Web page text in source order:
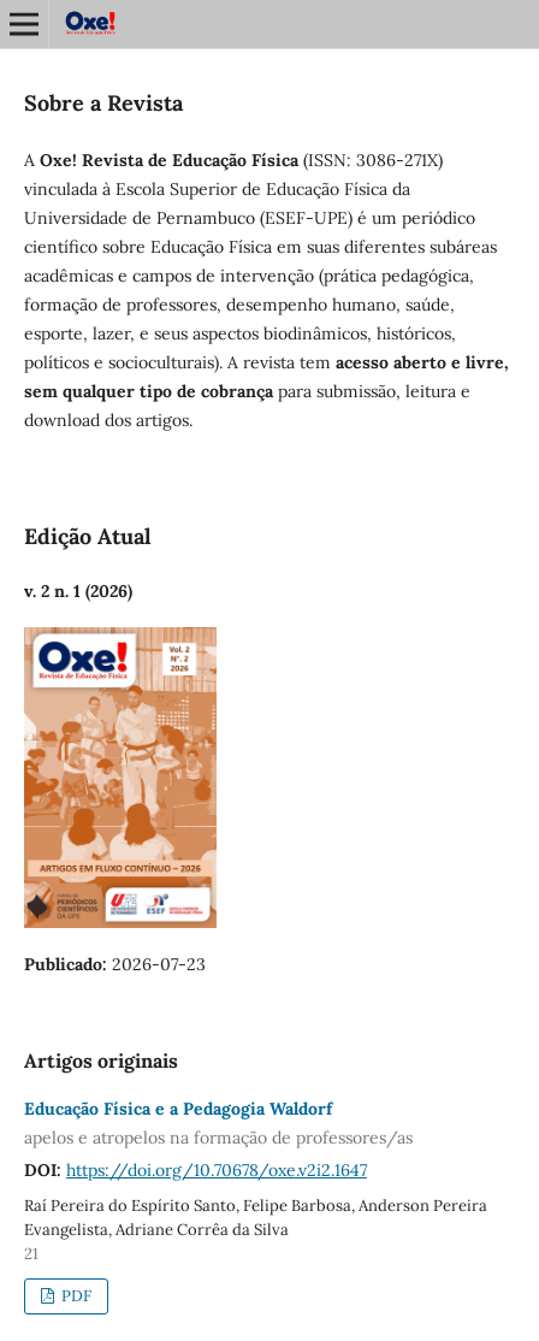
Sobre a Revista
A Oxe! Revista de Educação Física(ISSN: 3086-271X)
vinculada à Escola Superior de Educação Física da
Universidade de Pernambuco (ESEF-UPE) é um periódico
científico sobre Educação Física em suas diferentes subáreas
acadêmicas e campos de intervenção (prática pedagógica,
formação de professores, desempenho humano, saúde,
esporte, lazer, e seus aspectos biodinâmicos, históricos,
políticos e socioculturais). A revista tem acesso aberto e livre,
sem qualquer tipo de cobrançapara submissão, leitura e
download dos artigos.
Edição Atual
v. 2 n. 1 (2026)
Publicado: 2026-07-23
Artigos originais
Educação Física e a Pedagogia Waldorf
apelos e atropelos na formação de professores/as
DOI: https://doi.org/10.70678/oxe.v2i2.1647
Raí Pereira do Espírito Santo, Felipe Barbosa, Anderson Pereira
Evangelista, Adriane Corrêa da Silva
21
PDF